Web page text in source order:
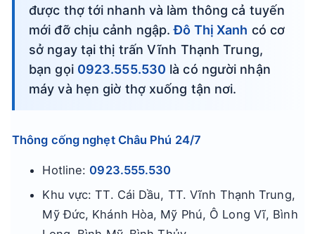
được thợ tới nhanh và làm thông cả tuyến
mới đỡ chịu cảnh ngập.Đô Thị Xanh có cơ
sở ngay tại thị trấn Vĩnh Thạnh Trung,
bạn gọi 0923.555.530 là có người nhận
máy và hẹn giờ thợ xuống tận nơi.
Thông cống nghẹt Châu Phú 24/7
Hotline: 0923.555.530
Khu vực: TT. Cái Dầu, TT. Vĩnh Thạnh Trung,
Mỹ Đức, Khánh Hòa, Mỹ Phú, Ô Long Vĩ, Bình